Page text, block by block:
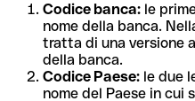
Codice banca: le
nome della banca.
tratta di una versione
della banca.
Codice Paese: le due
nome del Paese in cui